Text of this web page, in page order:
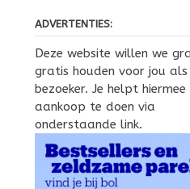
ADVERTENTIES:
Deze website willen we
gratis houden voor jou als
bezoeker. Je helpt
aankoop te doen via
onderstaande link.